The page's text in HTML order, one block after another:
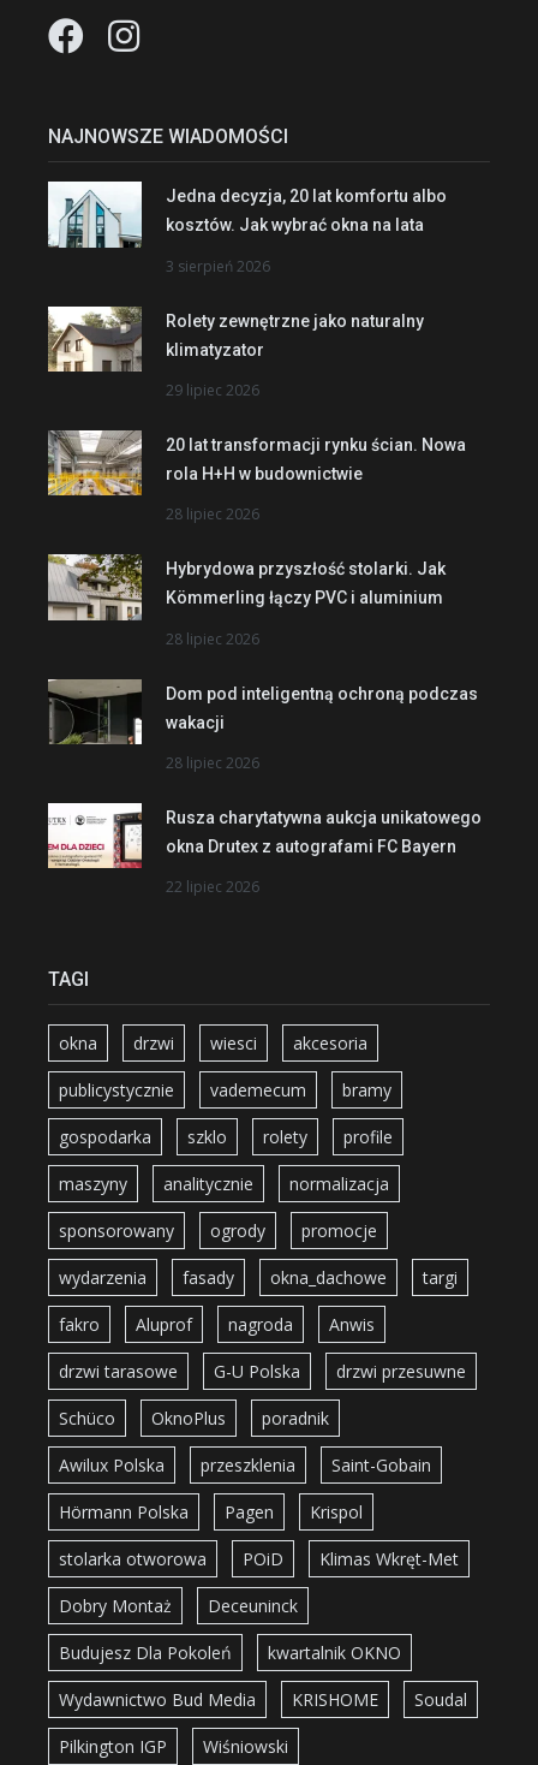
NAJNOWSZE WIADOMOŚCI
Jedna decyzja, 20 lat komfortu albo
kosztów. Jak wybrać okna na lata
3 sierpień 2026
Rolety zewnętrzne jako naturalny
klimatyzator
29 lipiec 2026
20 lat transformacji rynku ścian. Nowa
rola H+H w budownictwie
28 lipiec 2026
Hybrydowa przyszłość stolarki. Jak
Kömmerling łączy PVC i aluminium
28 lipiec 2026
Dom pod inteligentną ochroną podczas
wakacji
28 lipiec 2026
Rusza charytatywna aukcja unikatowego
okna Drutex z autografami FC Bayern
22 lipiec 2026
TAGI
okna drzwi wiesci akcesoria
publicystycznie vademecum bramy
gospodarka szklo rolety profile
maszyny analitycznie normalizacja
sponsorowany ogrody promocje
wydarzenia fasady okna_dachowe targi
fakro Aluprof nagroda Anwis
drzwi tarasowe G-U Polska drzwi przesuwne
Schüco OknoPlus poradnik
Awilux Polska przeszklenia Saint-Gobain
Hörmann Polska Pagen Krispol
stolarka otworowa POiD Klimas Wkręt-Met
Dobry Montaż Deceuninck
Budujesz Dla Pokoleń kwartalnik OKNO
Wydawnictwo Bud Media KRISHOME Soudal
Pilkington IGP Wiśniowski